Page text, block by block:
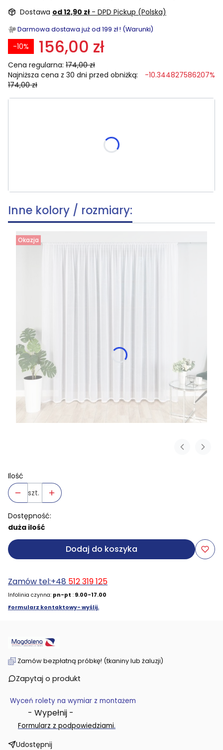
Dostawa od 12,90 zł - DPD Pickup (Polska)
Darmowa dostawa już od 199 zł ! (Warunki)
156,00 zł
Cena regularna: 174,00 zł
-10%
Najniższa cena z 30 dni przed obniżką:
174,00 zł
-10.344827586207%
skracania, wymiar po skróceniu [cm]
Inne kolory / rozmiary:
Okazja
Ilość
szt.
Dostępność:
duża ilość
Dodaj do koszyka
Zamów tel:+48 512 319 125
Infolinia czynna: pn-pt : 9.00-17.00
Formularz kontaktowy- wyślij.
Zamów bezpłatną próbkę! (tkaniny lub żaluzji)
Zapytaj o produkt
Wyceń rolety na wymiar z montażem
- Wypełnij -
Formularz z podpowiedziami.
Udostępnij